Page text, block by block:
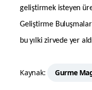
geliştirmek isteyen
Geliştirme
bu yılki zirvede yer
Kaynak: Gurme